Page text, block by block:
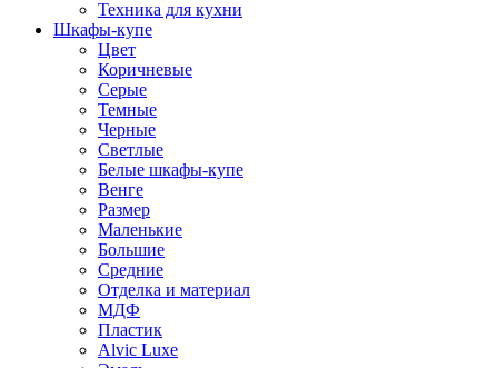
Техника для кухни
Шкафы-купе
Цвет
Коричневые
Серые
Темные
Черные
Светлые
Белые шкафы-купе
Венге
Размер
Маленькие
Большие
Средние
Отделка и материал
МДФ
Пластик
Alvic Luxe